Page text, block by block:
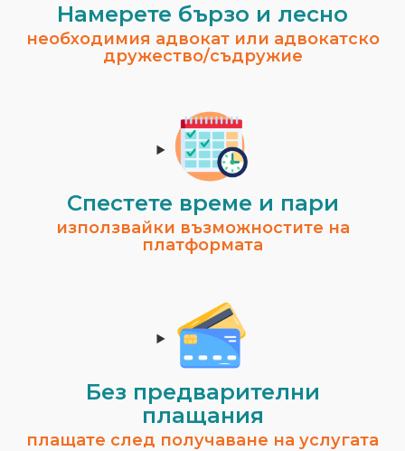
Намерете бързо и лесно
необходимия адвокат или адвокатско
дружество/съдружие
Спестeте време и пари
използвайки възможностите на
платформата
Без предварителни
плащания
плащате след получаване на услугата